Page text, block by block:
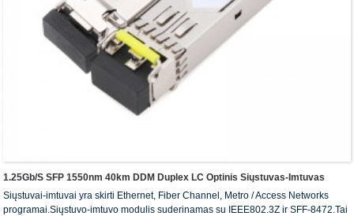
1.25Gb/s SFP 1550nm 40km DDM Duplex LC Optinis Siųstuvas-Imtuvas
Siųstuvai-imtuvai yra skirti Ethernet, Fiber Channel, Metro / Access Networks
programai.Siųstuvo-imtuvo modulis suderinamas su IEEE802.3Z ir SFF-8472.Tai